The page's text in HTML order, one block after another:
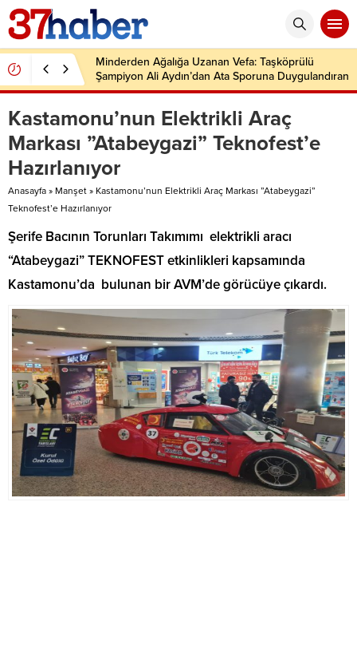
Minderden Ağalığa Uzanan Vefa: Taşköprülü
Şampiyon Ali Aydın’dan Ata Sporuna Duygulandıran
Dönüş
Kastamonu’nun Elektrikli Araç
Markası ”Atabeygazi” Teknofest’e
Hazırlanıyor
Anasayfa » Manşet » Kastamonu’nun Elektrikli Araç Markası ”Atabeygazi”
Teknofest’e Hazırlanıyor
Şerife Bacının Torunları Takımımı elektrikli aracı
“Atabeygazi” TEKNOFEST etkinlikleri kapsamında
Kastamonu’da bulunan bir AVM’de görücüye çıkardı.